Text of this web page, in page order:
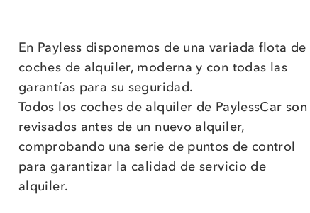
En Payless disponemos de una variada flota de
coches de alquiler, moderna y con todas las
garantías para su seguridad.
Todos los coches de alquiler de PaylessCar son
revisados antes de un nuevo alquiler,
comprobando una serie de puntos de control
para garantizar la calidad de servicio de
alquiler.